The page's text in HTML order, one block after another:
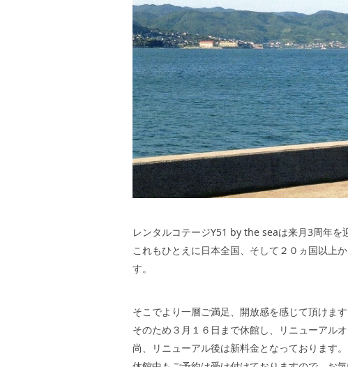
レンタルコテージY51 by the seaは来月3周年を
これもひとえに日本全国、そして２０ヵ国以上
す。
そこでより一層ご満足、開放感を感じて頂けま
そのため３月１６日まで休館し、リニューアル
尚、リニューアル後は新料金となっております。